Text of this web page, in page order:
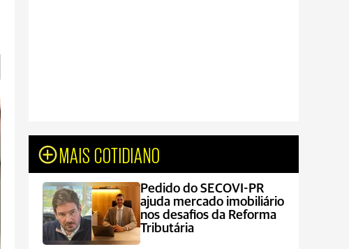
MAIS COTIDIANO
Pedido do SECOVI-PR
ajuda mercado imobiliário
nos desafios da Reforma
Tributária